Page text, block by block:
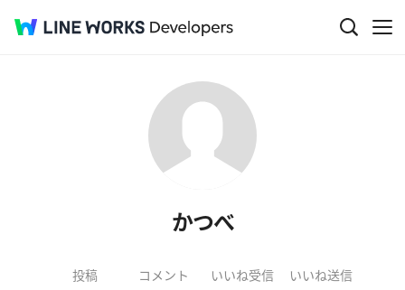
かつべ
投稿 コメント いいね受信 いいね送信